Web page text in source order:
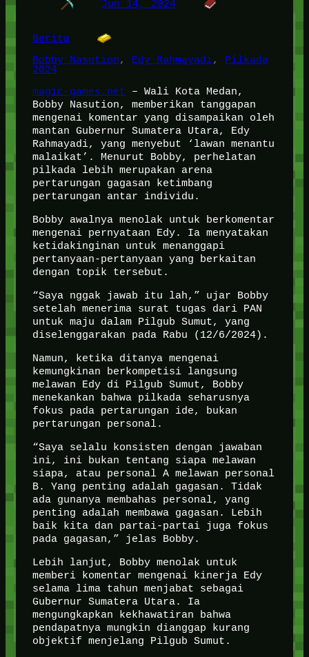
Jun 14, 2024
Berita
Bobby Nasution, Edy Rahmayadi, Pilkada
2024
magic-games.net – Wali Kota Medan,
Bobby Nasution, memberikan tanggapan
mengenai komentar yang disampaikan oleh
mantan Gubernur Sumatera Utara, Edy
Rahmayadi, yang menyebut ‘lawan menantu
malaikat’. Menurut Bobby, perhelatan
pilkada lebih merupakan arena
pertarungan gagasan ketimbang
pertarungan antar individu.
Bobby awalnya menolak untuk berkomentar
mengenai pernyataan Edy. Ia menyatakan
ketidakinginan untuk menanggapi
pertanyaan-pertanyaan yang berkaitan
dengan topik tersebut.
“Saya nggak jawab itu lah,” ujar Bobby
setelah menerima surat tugas dari PAN
untuk maju dalam Pilgub Sumut, yang
diselenggarakan pada Rabu (12/6/2024).
Namun, ketika ditanya mengenai
kemungkinan berkompetisi langsung
melawan Edy di Pilgub Sumut, Bobby
menekankan bahwa pilkada seharusnya
fokus pada pertarungan ide, bukan
pertarungan personal.
“Saya selalu konsisten dengan jawaban
ini, ini bukan tentang siapa melawan
siapa, atau personal A melawan personal
B. Yang penting adalah gagasan. Tidak
ada gunanya membahas personal, yang
penting adalah membawa gagasan. Lebih
baik kita dan partai-partai juga fokus
pada gagasan,” jelas Bobby.
Lebih lanjut, Bobby menolak untuk
memberi komentar mengenai kinerja Edy
selama lima tahun menjabat sebagai
Gubernur Sumatera Utara. Ia
mengungkapkan kekhawatiran bahwa
pendapatnya mungkin dianggap kurang
objektif menjelang Pilgub Sumut.